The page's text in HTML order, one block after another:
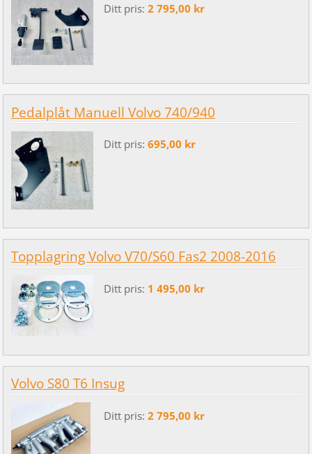
Ditt pris: 2 795,00 kr
Pedalplåt Manuell Volvo 740/940
Ditt pris: 695,00 kr
Topplagring Volvo V70/S60 Fas2 2008-2016
Ditt pris: 1 495,00 kr
Volvo S80 T6 Insug
Ditt pris: 2 795,00 kr